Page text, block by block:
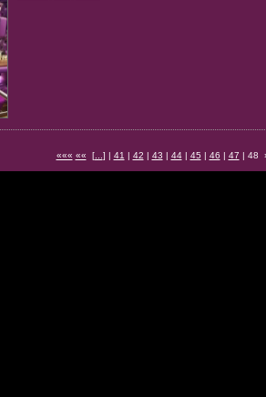
««« «« [... ] | 41 | 42 | 43 | 44| 45 | 46 | 47 | 48